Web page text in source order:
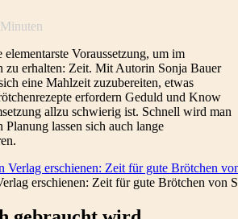
Minuten
Voraussetzung, um im
zu erhalten: Zeit. Mit Autorin Sonja Bauer
eine Mahlzeit zuzubereiten, etwas
erfordern Geduld und Know
allzu schwierig ist. Schnell wird man
lassen sich auch lange
erschienen: Zeit für gute Brötchen von